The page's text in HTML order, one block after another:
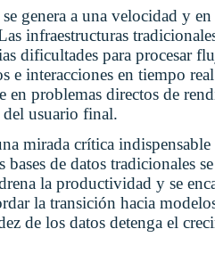
genera a una velocidad y
infraestructuras
dificultades para procesar
e interacciones en tiempo
en problemas directos de
del usuario final.
mirada crítica indispensable
de datos tradicionales
la productividad y se
la transición hacia
de los datos detenga el